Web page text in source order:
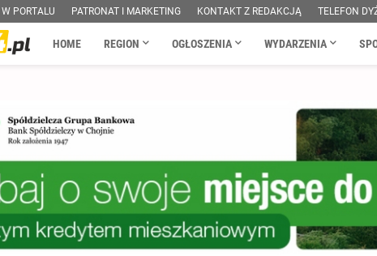
PORTALU PATRONAT I MARKETING KONTAKT Z REDAKCJĄ TELEFON
HOME REGION OGŁOSZENIA WYDARZENIA